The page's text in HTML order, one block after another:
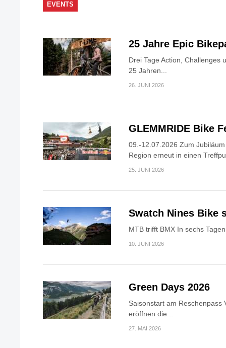
EVENTS
25 Jahre Epic
Drei Tage Action, Challenges
25 Jahren...
26. JUNI 2026
GLEMMRIDE Bike
09.-12.07.2026 Zum
Region erneut in einen
25. JUNI 2026
Swatch Nines Bike
MTB trifft BMX In sechs
10. JUNI 2026
Green Days 2026
Saisonstart am Reschenpass
eröffnen die...
27. MAI 2026